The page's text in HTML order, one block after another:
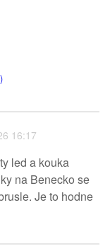
16:17
led a kouka
na Benecko se
Je to hodne